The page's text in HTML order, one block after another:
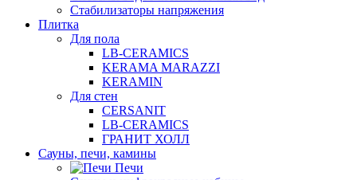
Стабилизаторы напряжения
Плитка
Для пола
LB-CERAMICS
KERAMA MARAZZI
KERAMIN
Для стен
CERSANIT
LB-CERAMICS
ГРАНИТ ХОЛЛ
Сауны, печи, камины
Печи